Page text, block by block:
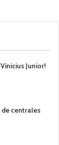
Junior!
de centrales